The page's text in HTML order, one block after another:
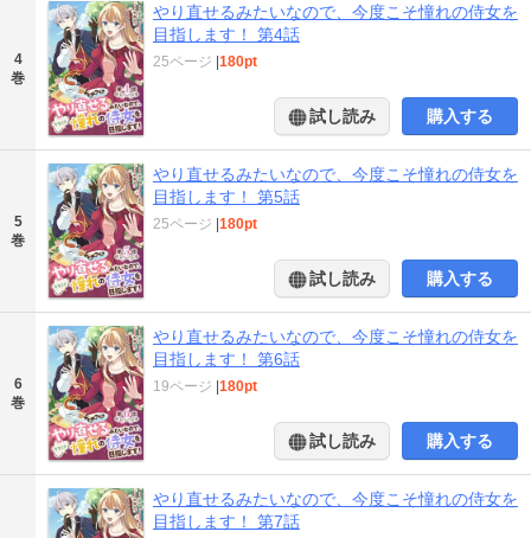
4
巻
やり直せるみたいなので、今度こそ憧れの侍女を
目指します！ 第4話
25ページ |180pt
試し読み 購入する
5
巻
やり直せるみたいなので、今度こそ憧れの侍女を
目指します！ 第5話
25ページ |180pt
試し読み 購入する
6
巻
やり直せるみたいなので、今度こそ憧れの侍女を
目指します！ 第6話
19ページ |180pt
試し読み 購入する
やり直せるみたいなので、今度こそ憧れの侍女を
目指します！ 第7話